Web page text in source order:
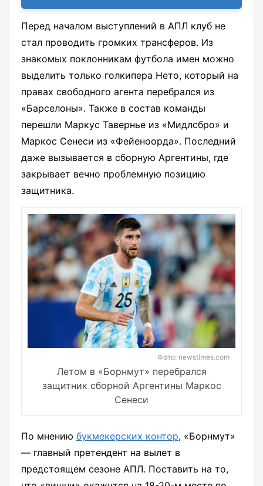
Перед началом выступлений в АПЛ клуб не
стал проводить громких трансферов. Из
знакомых поклонникам футбола имен можно
выделить только голкипера Нето, который на
правах свободного агента перебрался из
«Барселоны». Также в состав команды
перешли Маркус Тавернье из «Мидлсбро» и
Маркос Сенеси из «Фейеноорда». Последний
даже вызывается в сборную Аргентины, где
закрывает вечно проблемную позицию
защитника.
Фото: newstimes.com
Летом в «Борнмут» перебрался
защитник сборной Аргентины Маркос
Сенеси
По мнению букмекерских контор, «Борнмут»
— главный претендент на вылет в
предстоящем сезоне АПЛ. Поставить на то,